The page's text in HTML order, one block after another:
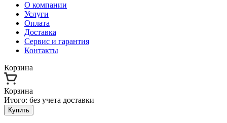
О компании
Услуги
Оплата
Доставка
Сервис и гарантия
Контакты
Корзина
Корзина
Итого: без учета доставки
Купить